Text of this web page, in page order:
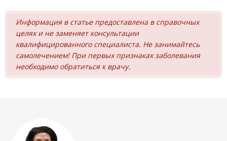
Информация в статье предоставлена в справочных
целях и не заменяет консультации
квалифицированного специалиста. Не занимайтесь
самолечением! При первых признаках заболевания
необходимо обратиться к врачу.